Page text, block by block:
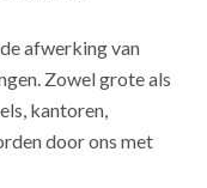
afwerking van
Zowel grote als
kantoren,
door ons met